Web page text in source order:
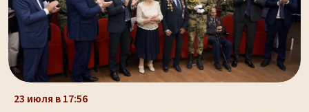
23 июля в 17:56